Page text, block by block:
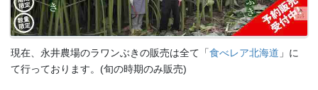
現在、永井農場のラワンぶきの販売は全て「食べレア北海道 」に
て行っております。(旬の時期のみ販売)